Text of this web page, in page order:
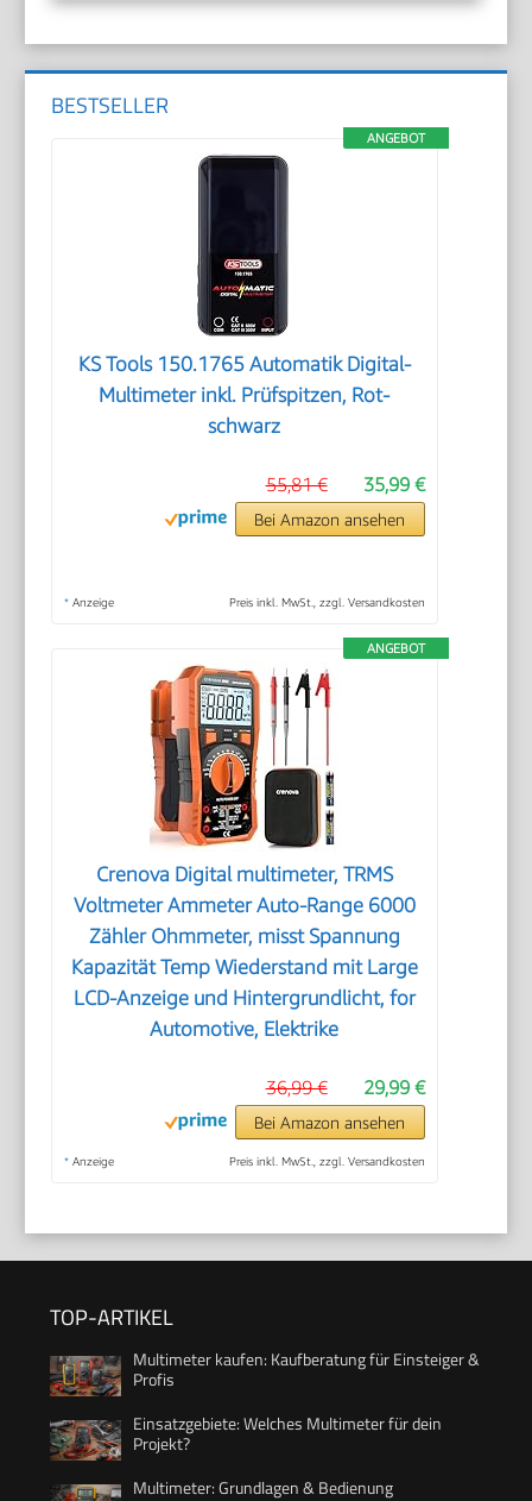
BESTSELLER
ANGEBOT
KS Tools 150.1765 Automatik Digital-
Multimeter inkl. Prüfspitzen, Rot-
schwarz
35,99 €
55,81 €
Bei Amazon ansehen
* Anzeige Preis inkl. MwSt., zzgl. Versandkosten
ANGEBOT
Crenova Digital multimeter, TRMS
Voltmeter Ammeter Auto-Range 6000
Zähler Ohmmeter, misst Spannung
Kapazität Temp Wiederstand mit Large
LCD-Anzeige und Hintergrundlicht, for
Automotive, Elektrike
29,99 €
36,99 €
Bei Amazon ansehen
* Anzeige Preis inkl. MwSt., zzgl. Versandkosten
TOP-ARTIKEL
Multimeter kaufen: Kaufberatung für Einsteiger &
Profis
Einsatzgebiete: Welches Multimeter für dein
Projekt?
Multimeter: Grundlagen & Bedienung